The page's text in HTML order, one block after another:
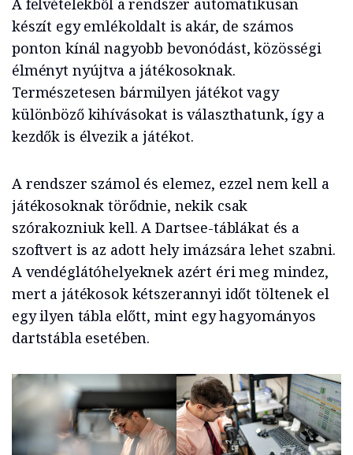
A felvételekből a rendszer automatikusan
készít egy emlékoldalt is akár, de számos
ponton kínál nagyobb bevonódást, közösségi
élményt nyújtva a játékosoknak.
Természetesen bármilyen játékot vagy
különböző kihívásokat is választhatunk, így a
kezdők is élvezik a játékot.
A rendszer számol és elemez, ezzel nem kell a
játékosoknak törődnie, nekik csak
szórakozniuk kell. A Dartsee-táblákat és a
szoftvert is az adott hely imázsára lehet szabni.
A vendéglátóhelyeknek azért éri meg mindez,
mert a játékosok kétszerannyi időt töltenek el
egy ilyen tábla előtt, mint egy hagyományos
dartstábla esetében.